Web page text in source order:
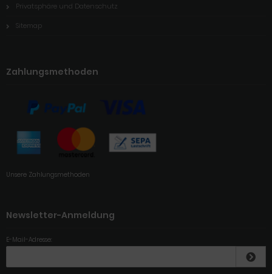
Privatsphäre und Datenschutz
Sitemap
Zahlungsmethoden
Unsere Zahlungsmethoden
Newsletter-Anmeldung
E-Mail-Adresse: